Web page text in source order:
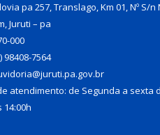
pa 257, Translago, Km 01, Nº S/n
Juruti – pa
000
98408-7564
atendimento: de Segunda a sexta
14:00h